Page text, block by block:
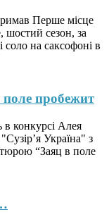
Перше місце
шостий сезон, за
соло на саксофоні в
пробежит
в конкурсі Алея
Україна" з
“Заяц в поле